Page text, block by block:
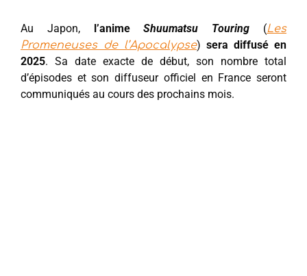
Au Japon, l’animeShuumatsu Touring (Les
Promeneuses de l’Apocalypse) sera diffusé en
2025. Sa date exacte de début, son nombre total
d’épisodes et son diffuseur officiel en France seront
communiqués au cours des prochains mois.